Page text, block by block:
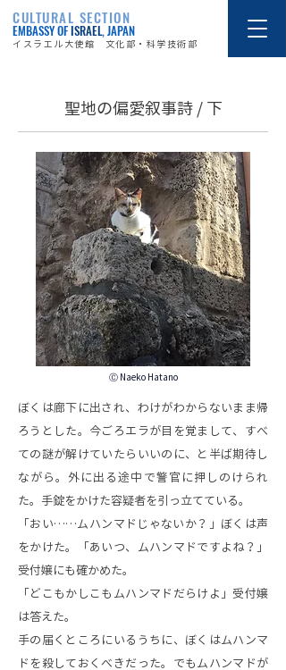
CULTURAL SECTION
EMBASSY OFISRAEL, JAPAN
イスラエル大使館 文化部・科学技術部
聖地の偏愛叙事詩 / 下
Ⓒ Naeko Hatano
ぼくは廊下に出され、わけがわからないまま帰
ろうとした。今ごろエラが目を覚まして、すべ
ての謎が解けていたらいいのに、と半ば期待し
ながら。外に出る途中で警官に押しのけられ
た。手錠をかけた容疑者を引っ立てている。
「おい……ムハンマドじゃないか？」ぼくは声
をかけた。「あいつ、ムハンマドですよね？」
受付嬢にも確かめた。
「どこもかしこもムハンマドだらけよ」受付嬢
は答えた。
手の届くところにいるうちに、ぼくはムハンマ
ドを殺しておくべきだった。でもムハンマドが